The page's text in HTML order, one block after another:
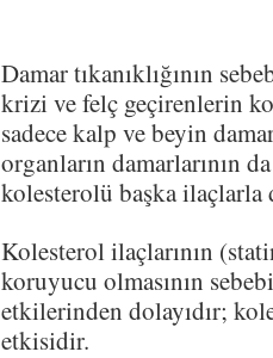
Damar tıkanıklığının
krizi ve felç geçirenlerin
sadece kalp ve beyin
organların damarlarının
kolesterolü başka ilaçlarla
Kolesterol ilaçlarının
koruyucu olmasının
etkilerinden dolayıdır;
etkisidir.